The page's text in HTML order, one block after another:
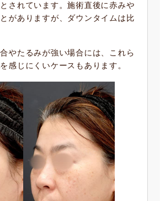
されています。施術直後に赤みや
がありますが、ダウンタイムは比
やたるみが強い場合には、これら
感じにくいケースもあります。